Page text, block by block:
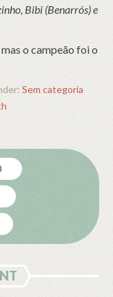
Bibi (Benarrós) e
o campeão foi o
Sem categoria